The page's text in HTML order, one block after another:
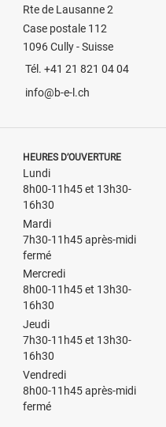
Rte de Lausanne 2
Case postale 112
1096 Cully - Suisse
Tél. +41 21 821 04 04
info@b-e-l.ch
HEURES D’OUVERTURE
Lundi
8h00-11h45 et 13h30-
16h30
Mardi
7h30-11h45 après-midi
fermé
Mercredi
8h00-11h45 et 13h30-
16h30
Jeudi
7h30-11h45 et 13h30-
16h30
Vendredi
8h00-11h45 après-midi
fermé